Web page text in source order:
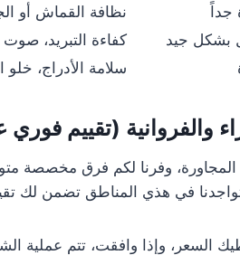
جداً
نظافة القماش أو
بشكل جيد
كفاءة التبريد، صوت
سلامة الأدراج،
والفروانية (تقييم فوري
المجاورة، وفرنا لكم فرق
في هذي المناطق تضمن لك
السعر، وإذا وافقت، تتم عملية